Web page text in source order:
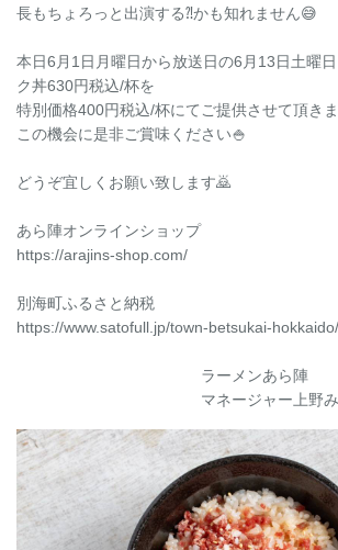
長もちょろっと出演する⁈かも知れません😅
本日6月1日月曜日から放送日の6月13日土曜
ク丼630円税込/杯を
特別価格400円税込/杯にてご提供させて頂きま
この機会に是非ご賞味ください🍚
どうぞ宜しくお願い致します🙇
あら陣オンラインショップ
https://arajins-shop.com/
別海町ふるさと納税
https://www.satofull.jp/town-betsukai-hokkaido/
ラーメンあら陣
マネージャー上野み